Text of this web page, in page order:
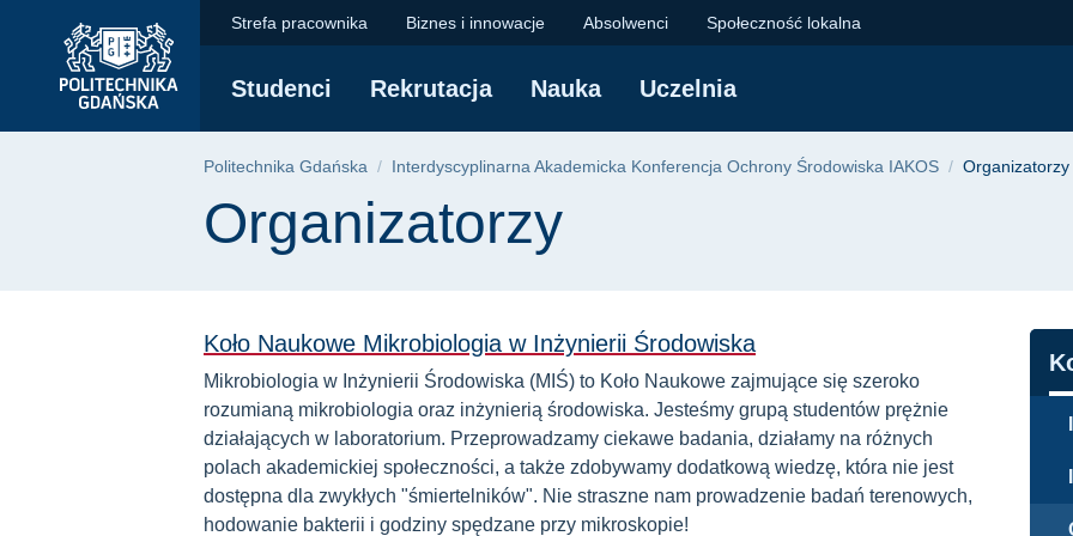
głównego
wyszukiwarki
Organizatorzy | Politechnika Gdańska
Strefa pracownika Biznes i innowacje Absolwenci Społeczność lokalna
Studenci Rekrutacja Nauka Uczelnia
Ścieżka nawigacyjna
Politechnika Gdańska Interdyscyplinarna Akademicka Konferencja Ochrony Środowiska IAKOS Organizatorzy
Treść strony
Organizatorzy
Koło Naukowe Mikrobiologia w Inżynierii Środowiska
Mikrobiologia w Inżynierii Środowiska (MIŚ) to Koło Naukowe zajmujące się szeroko
rozumianą mikrobiologia oraz inżynierią środowiska. Jesteśmy grupą studentów prężnie
działających w laboratorium. Przeprowadzamy ciekawe badania, działamy na różnych
polach akademickiej społeczności, a także zdobywamy dodatkową wiedzę, która nie jest
dostępna dla zwykłych "śmiertelników". Nie straszne nam prowadzenie badań terenowych,
hodowanie bakterii i godziny spędzane przy mikroskopie!